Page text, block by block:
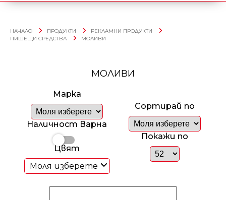
НАЧАЛО ПРОДУКТИ
РЕКЛАМНИ ПРОДУКТИ
ПИШЕЩИ СРЕДСТВА
МОЛИВИ
МОЛИВИ
Марка
Наличност Варна
Цвят
Моля изберете
Сортирай по
Покажи по